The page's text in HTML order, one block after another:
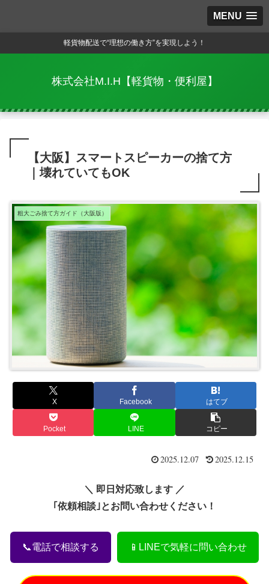
MENU
軽貨物配送で“理想の働き方”を実現しよう！
株式会社M.I.H【軽貨物・便利屋】
【大阪】スマートスピーカーの捨て方
｜壊れていてもOK
粗大ごみ捨て方ガイド（大阪版）
X Facebook はてブ
Pocket LINE コピー
2025.12.07 2025.12.15
＼ 即日対応致します ／
｢依頼相談｣とお問い合わせください！
📞電話で相談する 📱LINEで気軽に問い合わせ